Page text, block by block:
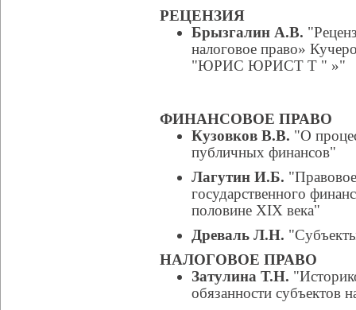
РЕЦЕНЗИЯ
Брызгалин А.В.
налоговое право»
"ЮРИС ЮРИСТ Т " »"
ФИНАНСОВОЕ ПРАВО
Кузовков В.В. "О
публичных финансов"
Лагутин И.Б.
государственного
половине XIX века"
Древаль Л.Н.
НАЛОГОВОЕ ПРАВО
Затулина Т.Н.
обязанности субъектов